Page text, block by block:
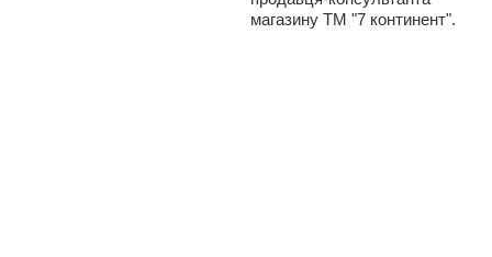
магазину ТМ "7 континент".